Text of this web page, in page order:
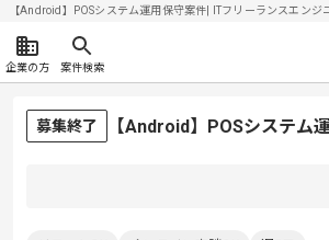
【Android】POSシステム運用保守案件| ITフリーランスエン
企業の方 案件検索
募集終了 【Android】POSシステム